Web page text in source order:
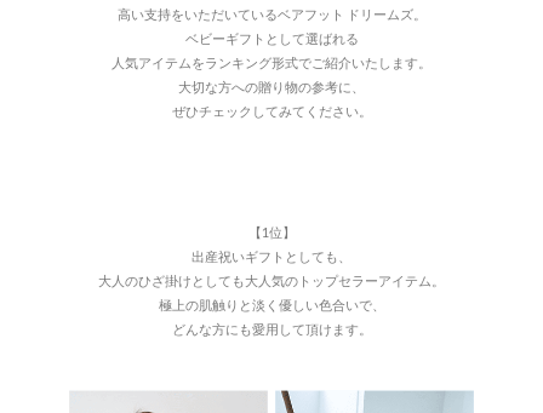
高い支持をいただいているベアフット ドリームズ。
ベビーギフトとして選ばれる
人気アイテムをランキング形式でご紹介いたします。
大切な方への贈り物の参考に、
ぜひチェックしてみてください。
【1位】
出産祝いギフトとしても、
大人のひざ掛けとしても大人気のトップセラーアイテム。
極上の肌触りと淡く優しい色合いで、
どんな方にも愛用して頂けます。